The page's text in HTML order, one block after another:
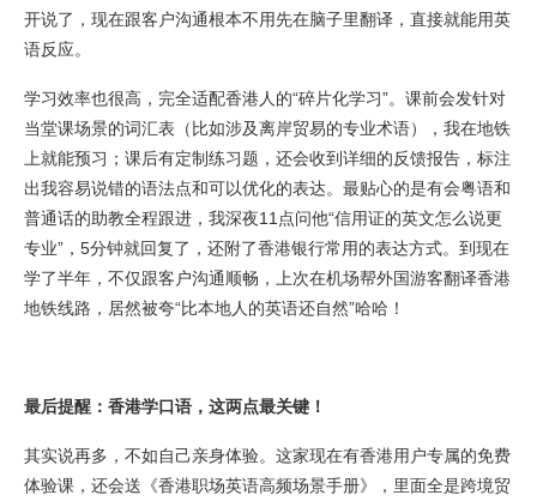
开说了，现在跟客户沟通根本不用先在脑子里翻译，直接就能用英
语反应。
学习效率也很高，完全适配香港人的“碎片化学习”。课前会发针对
当堂课场景的词汇表（比如涉及离岸贸易的专业术语），我在地铁
上就能预习；课后有定制练习题，还会收到详细的反馈报告，标注
出我容易说错的语法点和可以优化的表达。最贴心的是有会粤语和
普通话的助教全程跟进，我深夜11点问他“信用证的英文怎么说更
专业”，5分钟就回复了，还附了香港银行常用的表达方式。到现在
学了半年，不仅跟客户沟通顺畅，上次在机场帮外国游客翻译香港
地铁线路，居然被夸“比本地人的英语还自然”哈哈！
最后提醒：香港学口语，这两点最关键！
其实说再多，不如自己亲身体验。这家现在有香港用户专属的免费
体验课，还会送《香港职场英语高频场景手册》，里面全是跨境贸